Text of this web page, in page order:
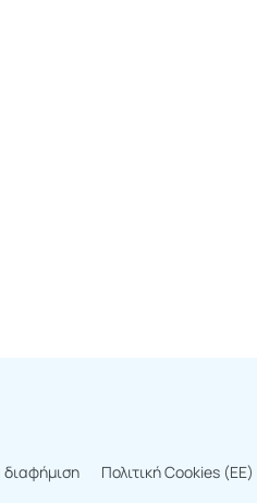
διαφήμιση Πολιτική Cookies (ΕΕ)